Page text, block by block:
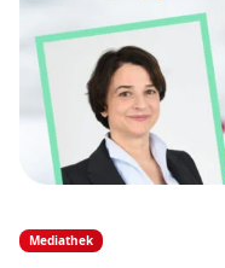
Mediathek